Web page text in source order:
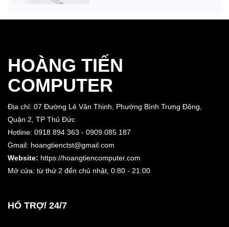
HOÀNG TIẾN
COMPUTER
Địa chỉ: 07 Đường Lê Văn Thịnh, Phường Bình Trưng Đông,
Quận 2, TP Thủ Đức
Hotline: 0918 894 363 - 0909 085 187
Gmail: hoangtienctst@gmail.com
Website: https://hoangtiencomputer.com
Mở cửa: từ thứ 2 đến chủ nhật, 0:80 - 21:00
HỔ TRỢ/ 24/7